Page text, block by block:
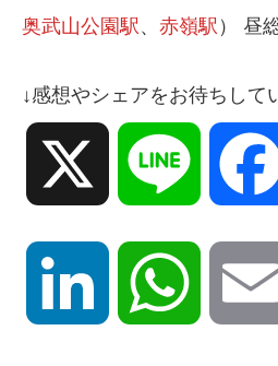
奥武山公園駅、 赤嶺駅 ） 昼
↓感想やシェアをお待ちして
Line
LinkedIn WhatsApp